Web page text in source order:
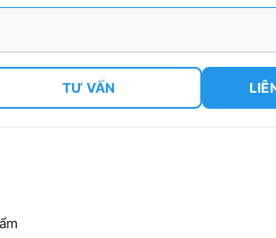
In ấn : in hình ảnh, logo nhiều màu sắc
1.000 dây trở lên )
Đóng gói : 100 dây / bao nylon , 10 bao
/1.000 dây
TƯ VẤN